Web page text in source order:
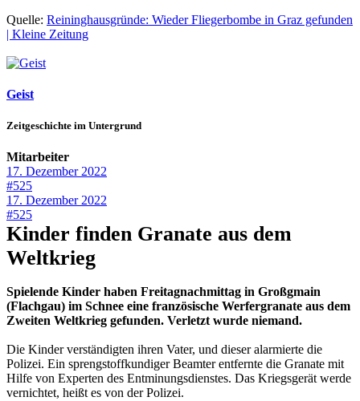
Quelle: Reininghausgründe: Wieder Fliegerbombe in Graz gefunden
| Kleine Zeitung
Geist
Zeitgeschichte im Untergrund
Mitarbeiter
17. Dezember 2022
#525
17. Dezember 2022
#525
Kinder finden Granate aus dem
Weltkrieg
Spielende Kinder haben Freitagnachmittag in Großgmain
(Flachgau) im Schnee eine französische Werfergranate aus dem
Zweiten Weltkrieg gefunden. Verletzt wurde niemand.
Die Kinder verständigten ihren Vater, und dieser alarmierte die
Polizei. Ein sprengstoffkundiger Beamter entfernte die Granate mit
Hilfe von Experten des Entminungsdienstes. Das Kriegsgerät werde
vernichtet, heißt es von der Polizei.